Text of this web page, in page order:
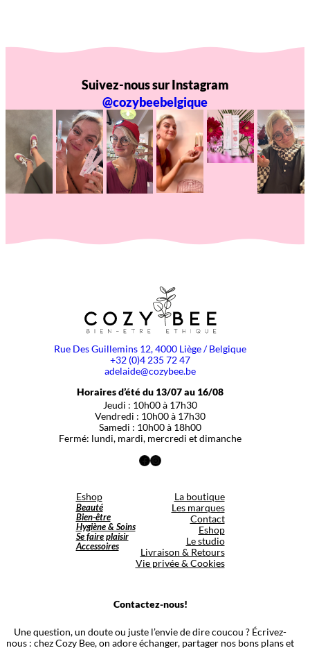
Suivez-nous sur Instagram
@cozybeebelgique
Rue Des Guillemins 12, 4000 Liège / Belgique
+32 (0)4 235 72 47
adelaide@cozybee.be
Horaires d’été du 13/07 au 16/08
Jeudi : 10h00 à 17h30
Vendredi : 10h00 à 17h30
Samedi : 10h00 à 18h00
Fermé: lundi, mardi, mercredi et dimanche
Facebook
Instagram
Eshop
Beauté
Bien-être
Hygiène & Soins
Se faire plaisir
Accessoires
La boutique
Les marques
Contact
Eshop
Le studio
Livraison & Retours
Vie privée & Cookies
Contactez-nous!
Une question, un doute ou juste l’envie de dire coucou ? Écrivez-
nous : chez Cozy Bee, on adore échanger, partager nos bons plans et